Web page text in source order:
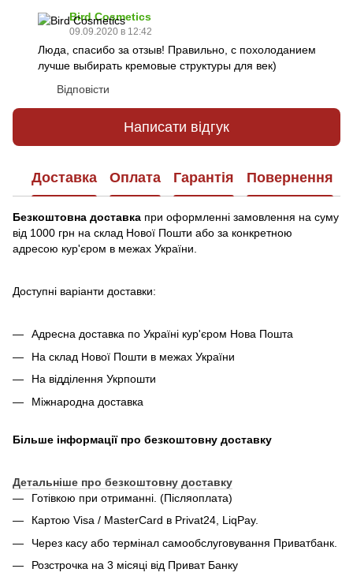
Bird Cosmetics
09.09.2020 в 12:42
Люда, спасибо за отзыв! Правильно, с похолоданием
лучше выбирать кремовые структуры для век)
Відповісти
Написати відгук
Доставка Оплата Гарантія Повернення
Безкоштовна доставка при оформленні замовлення на суму
від 1000 грн на склад Нової Пошти або за конкретною
адресою кур'єром в межах України.
Доступні варіанти доставки:
Адресна доставка по Україні кур'єром Нова Пошта
На склад Нової Пошти в межах України
На відділення Укрпошти
Міжнародна доставка
Більше інформації про безкоштовну доставку
Детальніше про безкоштовну доставку
Готівкою при отриманні. (Післяоплата)
Картою Visa / MasterCard в Privat24, LiqPay.
Через касу або термінал самообслуговування Приватбанк.
Розстрочка на 3 місяці від Приват Банку